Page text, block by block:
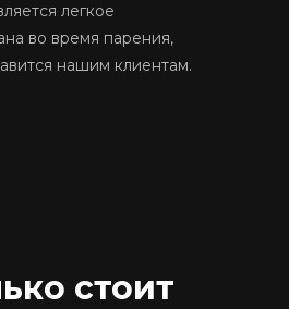
легкое
во время парения,
нашим клиентам.
стоит